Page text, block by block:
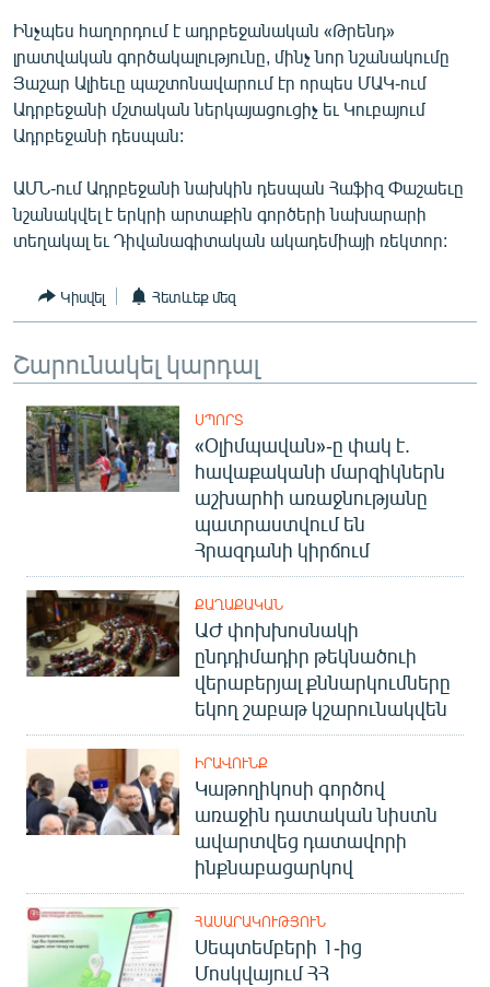
ՄԻՋԱԶԳԱՅԻՆ
ՄՇԱԿՈՒՅԹ
ՍՊՈՐՏ
ՄԵԿՆԱԲԱՆՈՒԹՅՈՒՆ
ՏՏ ԵՒ ԻՆՏԵՐՆԵՏ
ԿՈՐՈՆԱՎԻՐՈՒՍ
ՏԵՍԱՆՅՈՒԹԵՐ
ՁԳՏԵԼՈՎ ԼԱՎԱԳՈՒՅՆԻՆ
ՓՈԴՔԱՍԹ
Հայերեն
ՀԵՏԵՎԵՔ ՄԵԶ
«Ազատության» բոլոր կայքերը
Ինչպես հաղորդում է ադրբեջանական «Թրենդ»
լրատվական գործակալությունը, մինչ նոր նշանակումը
Յաշար Ալիեւը պաշտոնավարում էր որպես ՄԱԿ-ում
Ադրբեջանի մշտական ներկայացուցիչ եւ Կուբայում
Ադրբեջանի դեսպան:
ԱՄՆ-ում Ադրբեջանի նախկին դեսպան Հաֆիզ Փաշաեւը
նշանակվել է երկրի արտաքին գործերի նախարարի
տեղակալ եւ Դիվանագիտական ակադեմիայի ռեկտոր:
Կիսվել Հետևեք մեզ
Շարունակել կարդալ
ՍՊՈՐՏ
«Օլիմպավան»-ը փակ է.
հավաքականի մարզիկներն
աշխարհի առաջնությանը
պատրաստվում են
Հրազդանի կիրճում
ՔԱՂԱՔԱԿԱՆ
ԱԺ փոխխոսնակի
ընդդիմադիր թեկնածուի
վերաբերյալ քննարկումները
եկող շաբաթ կշարունակվեն
ԻՐԱՎՈՒՆՔ
Կաթողիկոսի գործով
առաջին դատական նիստն
ավարտվեց դատավորի
ինքնաբացարկով
ՀԱՍԱՐԱԿՈՒԹՅՈՒՆ
Սեպտեմբերի 1-ից
Մոսկվայում ՀՀ